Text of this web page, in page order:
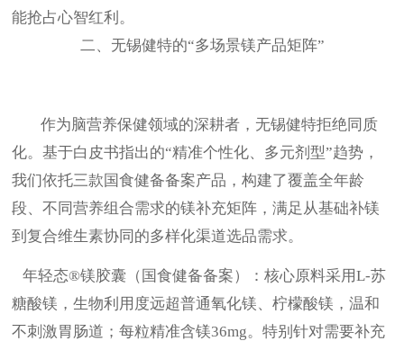
能抢占心智红利。
二、 无锡健特的“多场景镁产品矩阵”
作为脑营养保健领域的深耕者，无锡健特拒绝同质
化。基于白皮书指出的“精准个性化、多元剂型”趋势，
我们依托三款国食健备备案产品，构建了覆盖全年龄
段、不同营养组合需求的镁补充矩阵，满足从基础补镁
到复合维生素协同的多样化渠道选品需求。
年轻态®镁胶囊（国食健备备案） ：核心原料采用L-苏
糖酸镁，生物利用度远超普通氧化镁、柠檬酸镁，温和
不刺激胃肠道；每粒精准含镁36mg。特别针对需要补充